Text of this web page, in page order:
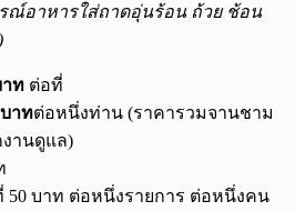
ณ์อาหารใส่ถาดอุ่นร้อน ถ้วย ช้อน
ท ต่อที่
บาทต่อหนึ่งท่าน (ราคารวมจานชาม
านดูแล)
50 บาท ต่อหนึ่งรายการ ต่อหนึ่งคน